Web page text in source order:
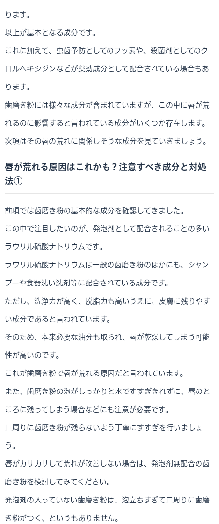
ります。
以上が基本となる成分です。
これに加えて、虫歯予防としてのフッ素や、殺菌剤としてのク
ロルヘキシジンなどが薬効成分として配合されている場合もあ
ります。
歯磨き粉には様々な成分が含まれていますが、この中に唇が荒
れるのに影響すると言われている成分がいくつか存在します。
次項はその唇の荒れに関係しそうな成分を見ていきましょう。
唇が荒れる原因はこれかも？注意すべき成分と対処
法①
前項では歯磨き粉の基本的な成分を確認してきました。
この中で注目したいのが、発泡剤として配合されることの多い
ラウリル硫酸ナトリウムです。
ラウリル硫酸ナトリウムは一般の歯磨き粉のほかにも、シャン
プーや食器洗い洗剤等に配合されている成分です。
ただし、洗浄力が高く、脱脂力も高いうえに、皮膚に残りやす
い成分であると言われています。
そのため、本来必要な油分も取られ、唇が乾燥してしまう可能
性が高いのです。
これが歯磨き粉で唇が荒れる原因だと言われています。
また、歯磨き粉の泡がしっかりと水ですすぎきれずに、唇のと
ころに残ってしまう場合などにも注意が必要です。
口周りに歯磨き粉が残らないよう丁寧にすすぎを行いましょ
う。
唇がカサカサして荒れが改善しない場合は、発泡剤無配合の歯
磨き粉を検討してみてください。
発泡剤の入っていない歯磨き粉は、泡立ちすぎて口周りに歯磨
き粉がつく、というもありません。